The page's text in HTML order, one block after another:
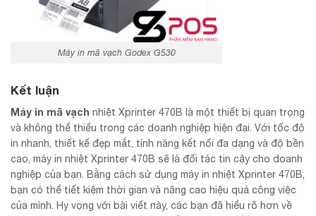
Máy in mã vạch Godex G530
Kết luận
Máy in mã vạch nhiệt Xprinter 470B là một thiết bị quan trọng
và không thể thiếu trong các doanh nghiệp hiện đại. Với tốc độ
in nhanh, thiết kế đẹp mắt, tính năng kết nối đa dạng và độ bền
cao, máy in nhiệt Xprinter 470B sẽ là đối tác tin cậy cho doanh
nghiệp của bạn. Bằng cách sử dụng máy in nhiệt Xprinter 470B,
bạn có thể tiết kiệm thời gian và nâng cao hiệu quả công việc
của mình. Hy vọng với bài viết này, các bạn đã hiểu rõ hơn về